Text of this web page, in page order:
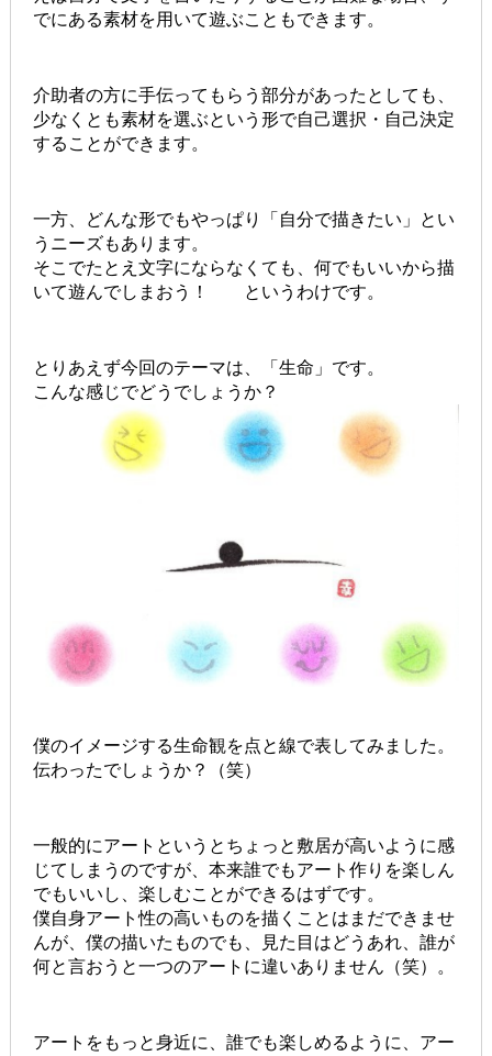
でにある素材を用いて遊ぶこともできます。
介助者の方に手伝ってもらう部分があったとしても、
少なくとも素材を選ぶという形で自己選択・自己決定
することができます。
一方、どんな形でもやっぱり「自分で描きたい」とい
うニーズもあります。
そこでたとえ文字にならなくても、何でもいいから描
いて遊んでしまおう！ というわけです。
とりあえず今回のテーマは、「生命」です。
こんな感じでどうでしょうか？
僕のイメージする生命観を点と線で表してみました。
伝わったでしょうか？（笑）
一般的にアートというとちょっと敷居が高いように感
じてしまうのですが、本来誰でもアート作りを楽しん
でもいいし、楽しむことができるはずです。
僕自身アート性の高いものを描くことはまだできませ
んが、僕の描いたものでも、見た目はどうあれ、誰が
何と言おうと一つのアートに違いありません（笑）。
アートをもっと身近に、誰でも楽しめるように、アー